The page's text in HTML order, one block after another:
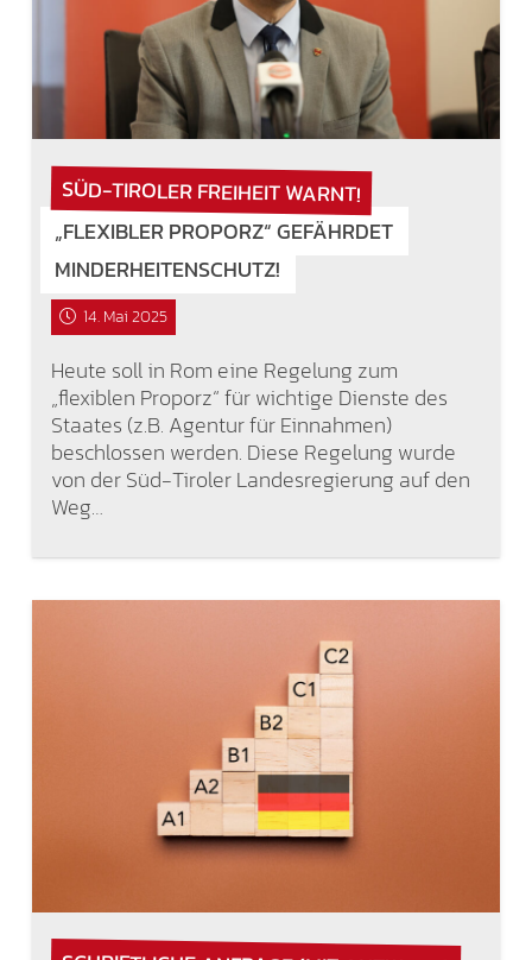
SÜD-TIROLER FREIHEIT WARNT!
„FLEXIBLER PROPORZ“ GEFÄHRDET
MINDERHEITENSCHUTZ!
14. Mai 2025
Heute soll in Rom eine Regelung zum
„flexiblen Proporz“ für wichtige Dienste des
Staates (z.B. Agentur für Einnahmen)
beschlossen werden. Diese Regelung wurde
von der Süd-Tiroler Landesregierung auf den
Weg…